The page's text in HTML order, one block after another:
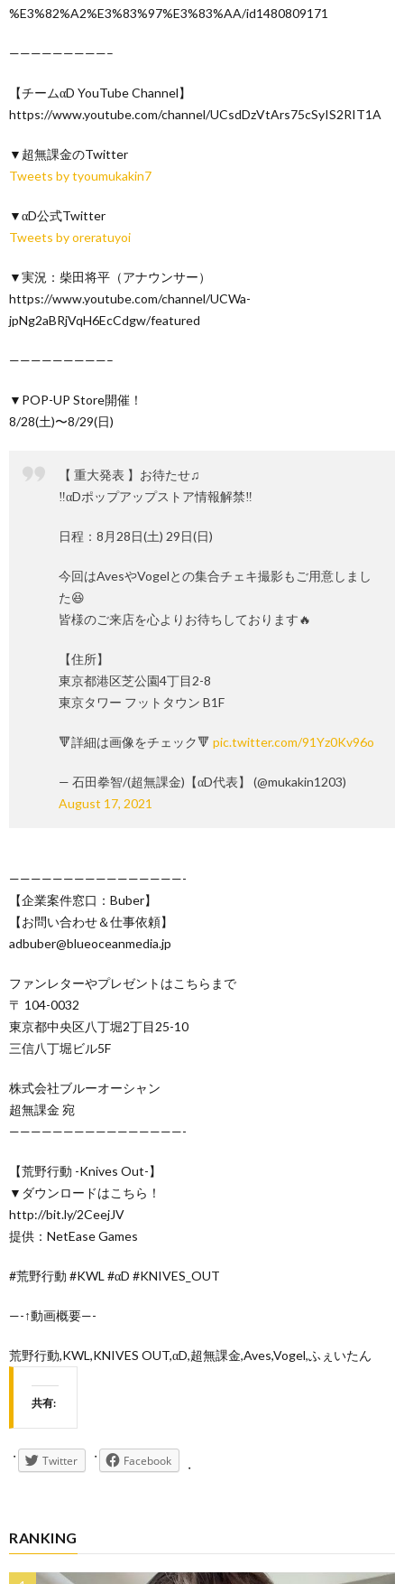
%E3%82%A2%E3%83%97%E3%83%AA/id1480809171
—————————–
【チームαD YouTube Channel】
https://www.youtube.com/channel/UCsdDzVtArs75cSyIS2RIT1A
▼超無課金のTwitter
Tweets by tyoumukakin7
▼αD公式Twitter
Tweets by oreratuyoi
▼実況：柴田将平（アナウンサー）
https://www.youtube.com/channel/UCWa-
jpNg2aBRjVqH6EcCdgw/featured
—————————–
▼POP-UP Store開催！
8/28(土)〜8/29(日)
【 重大発表 】お待たせ♫
‼️αDポップアップストア情報解禁‼️
日程：8月28日(土) 29日(日)
今回はAvesやVogelとの集合チェキ撮影もご用意しまし
た😆
皆様のご来店を心よりお待ちしております🔥
【住所】
東京都港区芝公園4丁目2-8
東京タワー フットタウン B1F
🔻詳細は画像をチェック🔻 pic.twitter.com/91Yz0Kv96o
— 石田拳智/(超無課金)【αD代表】 (@mukakin1203)
August 17, 2021
————————————————-
【企業案件窓口：Buber】
【お問い合わせ＆仕事依頼】
adbuber@blueoceanmedia.jp
ファンレターやプレゼントはこちらまで
〒 104-0032
東京都中央区八丁堀2丁目25-10
三信八丁堀ビル5F
株式会社ブルーオーシャン
超無課金 宛
————————————————-
【荒野行動 -Knives Out-】
▼ダウンロードはこちら！
http://bit.ly/2CeejJV
提供：NetEase Games
#荒野行動 #KWL #αD #KNIVES_OUT
—-↑動画概要—-
荒野行動,KWL,KNIVES OUT,αD,超無課金,Aves,Vogel,ふぇいたん
共有:
Twitter Facebook
RANKING